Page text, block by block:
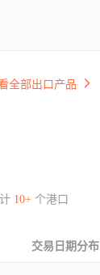
全部出口产品
10+个港口
交易日期分布